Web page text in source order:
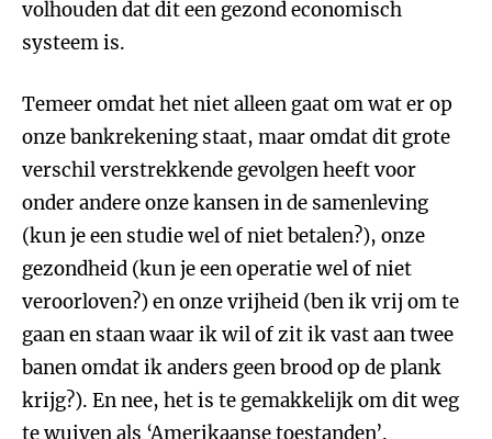
volhouden dat dit een gezond economisch
systeem is.
Temeer omdat het niet alleen gaat om wat er op
onze bankrekening staat, maar omdat dit grote
verschil verstrekkende gevolgen heeft voor
onder andere onze kansen in de samenleving
(kun je een studie wel of niet betalen?), onze
gezondheid (kun je een operatie wel of niet
veroorloven?) en onze vrijheid (ben ik vrij om te
gaan en staan waar ik wil of zit ik vast aan twee
banen omdat ik anders geen brood op de plank
krijg?). En nee, het is te gemakkelijk om dit weg
te wuiven als ‘Amerikaanse toestanden’.